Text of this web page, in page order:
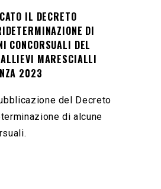
IL DECRETO
DI
CONCORSUALI DEL
MARESCIALLI
2023
del Decreto
di alcune